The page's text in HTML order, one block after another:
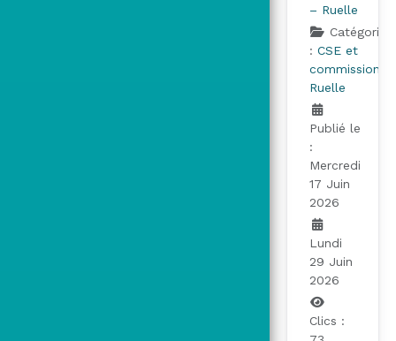
– Ruelle
Catégorie
: CSE et
commissions
Ruelle
Publié le
:
Mercredi
17 Juin
2026
Lundi
29 Juin
2026
Clics :